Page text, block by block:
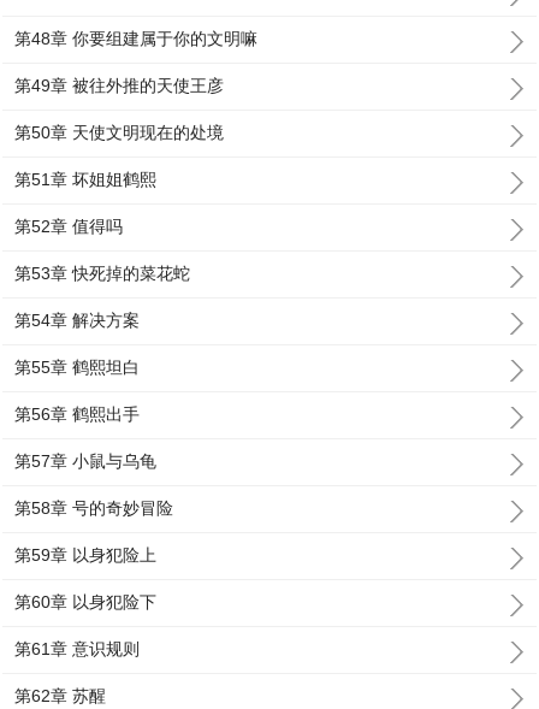
第48章 你要组建属于你的文明嘛
第49章 被往外推的天使王彦
第50章 天使文明现在的处境
第51章 坏姐姐鹤熙
第52章 值得吗
第53章 快死掉的菜花蛇
第54章 解决方案
第55章 鹤熙坦白
第56章 鹤熙出手
第57章 小鼠与乌龟
第58章 号的奇妙冒险
第59章 以身犯险上
第60章 以身犯险下
第61章 意识规则
第62章 苏醒